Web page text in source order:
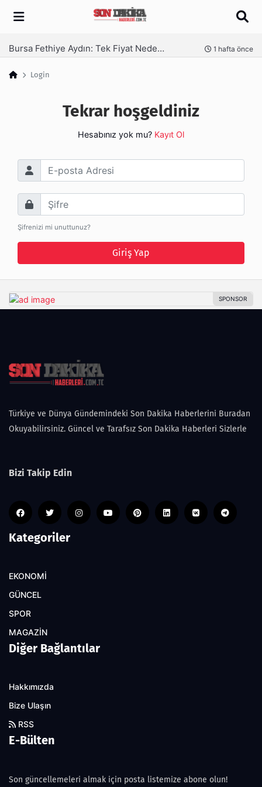
Arama
Bursa Fethiye Aydın: Tek Fiyat Neden Yetmez | Ufuksoy Nakliyat A.Ş 1 hafta önce
Login
Tekrar hoşgeldiniz
Hesabınız yok mu? Kayıt Ol
E-posta Adresi
Şifre
Şifrenizi mi unuttunuz?
Giriş Yap
Türkiye ve Dünya Gündemindeki Son Dakika Haberlerini Buradan
Okuyabilirsiniz. Güncel ve Tarafsız Son Dakika Haberleri Sizlerle
Bizi Takip Edin
Kategoriler
EKONOMİ
GÜNCEL
SPOR
MAGAZİN
Diğer Bağlantılar
Hakkımızda
Bize Ulaşın
RSS
E-Bülten
Son güncellemeleri almak için posta listemize abone olun!